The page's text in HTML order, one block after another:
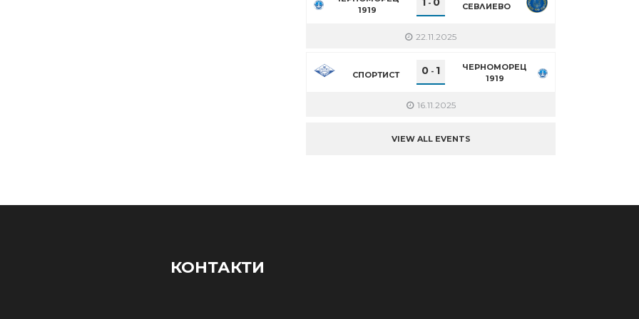
1919
- СЕВЛИЕВО
22.11.2025
СПОРТИСТ 0 - 1
ЧЕРНОМОРЕЦ
1919
16.11.2025
VIEW ALL EVENTS
КОНТАКТИ